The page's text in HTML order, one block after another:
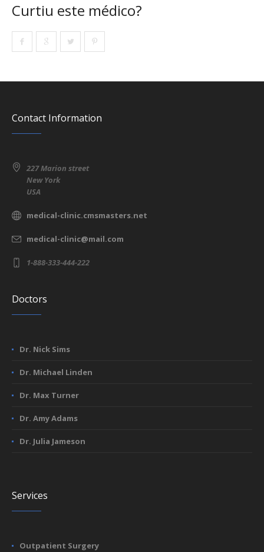
Curtiu este médico?
Contact Information
227 Marion street
New York
USA
medical-clinic.cmsmasters.net
medical-clinic@mail.com
1-888-333-444-222
Doctors
Dr. Nick Sims
Dr. Michael Linden
Dr. Max Turner
Dr. Amy Adams
Dr. Julia Jameson
Services
Outpatient Surgery